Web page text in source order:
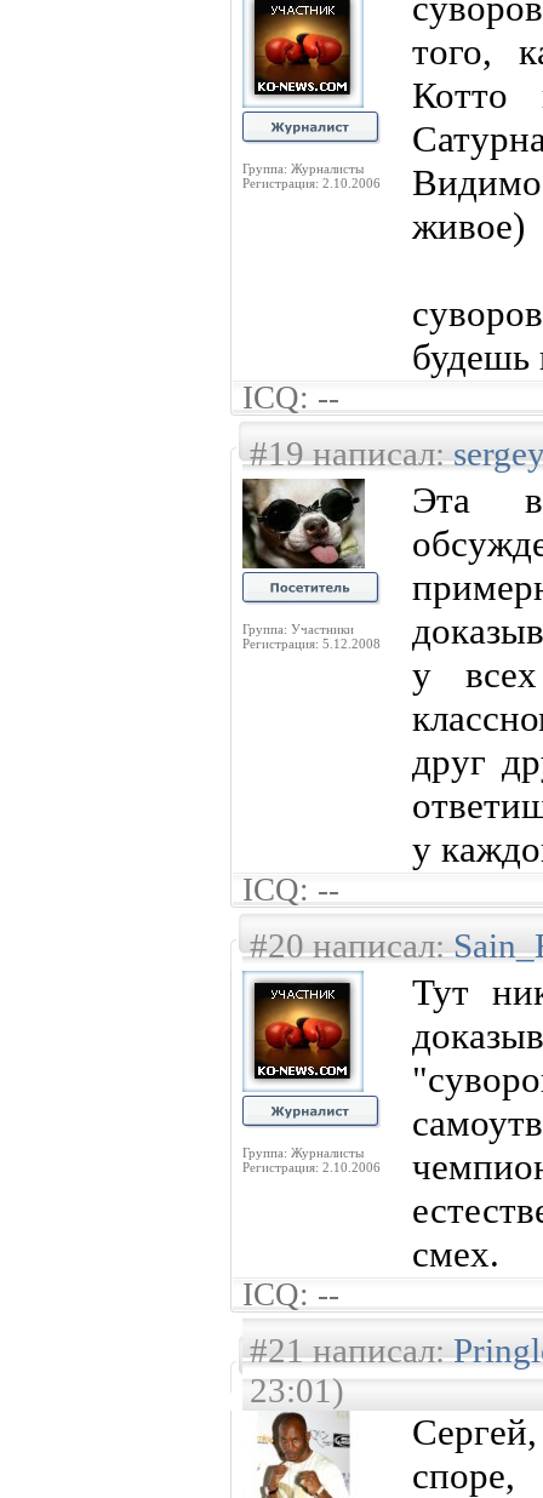
Группа: Журналисты
Регистрация: 2.10.2006
того,
живое)
будешь
ICQ: --
#19 написал:
Группа: Участники
Регистрация: 5.12.2008
Эта
у
друг
у
ICQ: --
#20 написал:
Группа: Журналисты
Регистрация: 2.10.2006
Тут
смех.
ICQ: --
#21 написал:
23:01)